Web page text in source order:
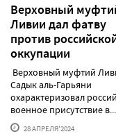
Верховный
Ливии дал фатву
против
оккупации
Верховный муфтий
Садык аль-Гарьяни
охарактеризовал
военное присутствие
28 АПРЕЛЯ'2024